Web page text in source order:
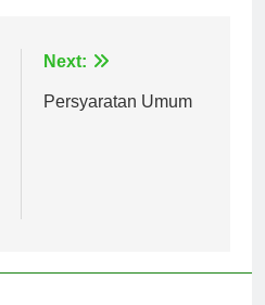
Next:
Persyaratan Umum